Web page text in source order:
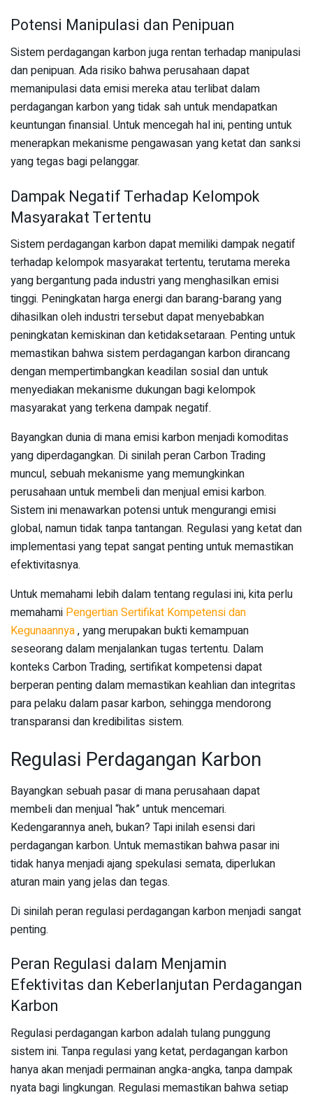
Potensi Manipulasi dan Penipuan
Sistem perdagangan karbon juga rentan terhadap manipulasi
dan penipuan. Ada risiko bahwa perusahaan dapat
memanipulasi data emisi mereka atau terlibat dalam
perdagangan karbon yang tidak sah untuk mendapatkan
keuntungan finansial. Untuk mencegah hal ini, penting untuk
menerapkan mekanisme pengawasan yang ketat dan sanksi
yang tegas bagi pelanggar.
Dampak Negatif Terhadap Kelompok
Masyarakat Tertentu
Sistem perdagangan karbon dapat memiliki dampak negatif
terhadap kelompok masyarakat tertentu, terutama mereka
yang bergantung pada industri yang menghasilkan emisi
tinggi. Peningkatan harga energi dan barang-barang yang
dihasilkan oleh industri tersebut dapat menyebabkan
peningkatan kemiskinan dan ketidaksetaraan. Penting untuk
memastikan bahwa sistem perdagangan karbon dirancang
dengan mempertimbangkan keadilan sosial dan untuk
menyediakan mekanisme dukungan bagi kelompok
masyarakat yang terkena dampak negatif.
Bayangkan dunia di mana emisi karbon menjadi komoditas
yang diperdagangkan. Di sinilah peran Carbon Trading
muncul, sebuah mekanisme yang memungkinkan
perusahaan untuk membeli dan menjual emisi karbon.
Sistem ini menawarkan potensi untuk mengurangi emisi
global, namun tidak tanpa tantangan. Regulasi yang ketat dan
implementasi yang tepat sangat penting untuk memastikan
efektivitasnya.
Untuk memahami lebih dalam tentang regulasi ini, kita perlu
memahami Pengertian Sertifikat Kompetensi dan
Kegunaannya, yang merupakan bukti kemampuan
seseorang dalam menjalankan tugas tertentu. Dalam
konteks Carbon Trading, sertifikat kompetensi dapat
berperan penting dalam memastikan keahlian dan integritas
para pelaku dalam pasar karbon, sehingga mendorong
transparansi dan kredibilitas sistem.
Regulasi Perdagangan Karbon
Bayangkan sebuah pasar di mana perusahaan dapat
membeli dan menjual “hak” untuk mencemari.
Kedengarannya aneh, bukan? Tapi inilah esensi dari
perdagangan karbon. Untuk memastikan bahwa pasar ini
tidak hanya menjadi ajang spekulasi semata, diperlukan
aturan main yang jelas dan tegas.
Di sinilah peran regulasi perdagangan karbon menjadi sangat
penting.
Peran Regulasi dalam Menjamin
Efektivitas dan Keberlanjutan Perdagangan
Karbon
Regulasi perdagangan karbon adalah tulang punggung
sistem ini. Tanpa regulasi yang ketat, perdagangan karbon
hanya akan menjadi permainan angka-angka, tanpa dampak
nyata bagi lingkungan. Regulasi memastikan bahwa setiap